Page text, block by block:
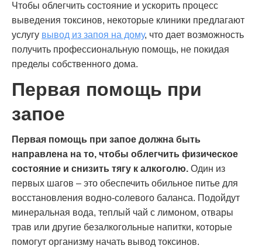
Чтобы облегчить состояние и ускорить процесс
выведения токсинов, некоторые клиники предлагают
услугу вывод из запоя на дому, что дает возможность
получить профессиональную помощь, не покидая
пределы собственного дома.
Первая помощь при
запое
Первая помощь при запое должна быть
направлена на то, чтобы облегчить физическое
состояние и снизить тягу к алкоголю. Один из
первых шагов – это обеспечить обильное питье для
восстановления водно-солевого баланса. Подойдут
минеральная вода, теплый чай с лимоном, отвары
трав или другие безалкогольные напитки, которые
помогут организму начать вывод токсинов.